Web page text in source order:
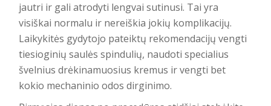
jautri ir gali atrodyti lengvai sutinusi. Tai yra
visiškai normalu ir nereiškia jokių komplikacijų.
Laikykitės gydytojo pateiktų rekomendacijų vengti
tiesioginių saulės spindulių, naudoti specialius
švelnius drėkinamuosius kremus ir vengti bet
kokio mechaninio odos dirginimo.